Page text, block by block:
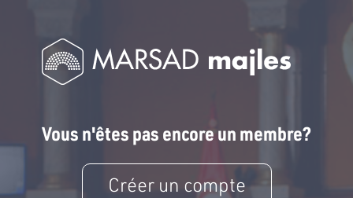
Vous n'êtes pas encore un membre?
Créer un compte